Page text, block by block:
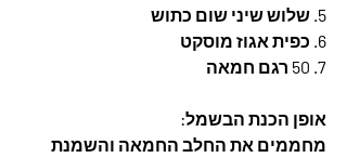
5. שלוש שיני שום כתוש
6. כפית אגוז מוסקט
7. 50 רגם חמאה
אופן הכנת הבשמל:
מחממים את החלב החמאה והשמנת